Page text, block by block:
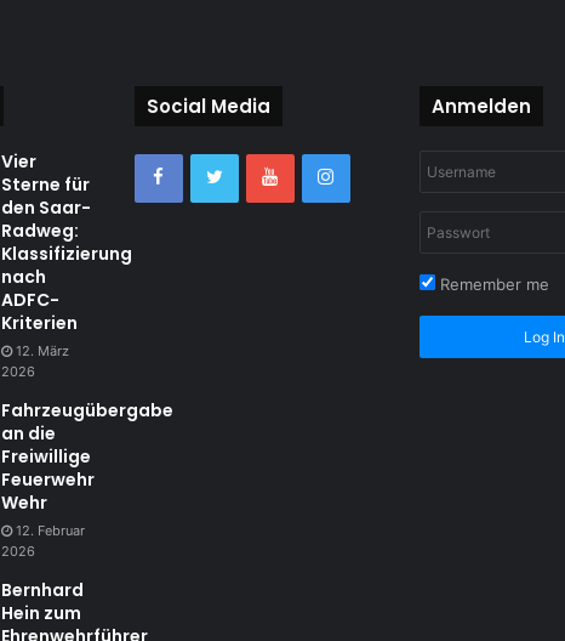
Vier
Sterne für
den Saar-
Radweg:
Klassifizierung
nach
ADFC-
Kriterien
12. März
2026
Fahrzeugübergabe
an die
Freiwillige
Feuerwehr
Wehr
12. Februar
2026
Bernhard
Hein zum
Ehrenwehrführer
Social Media Anmelden
Remember me
Log In